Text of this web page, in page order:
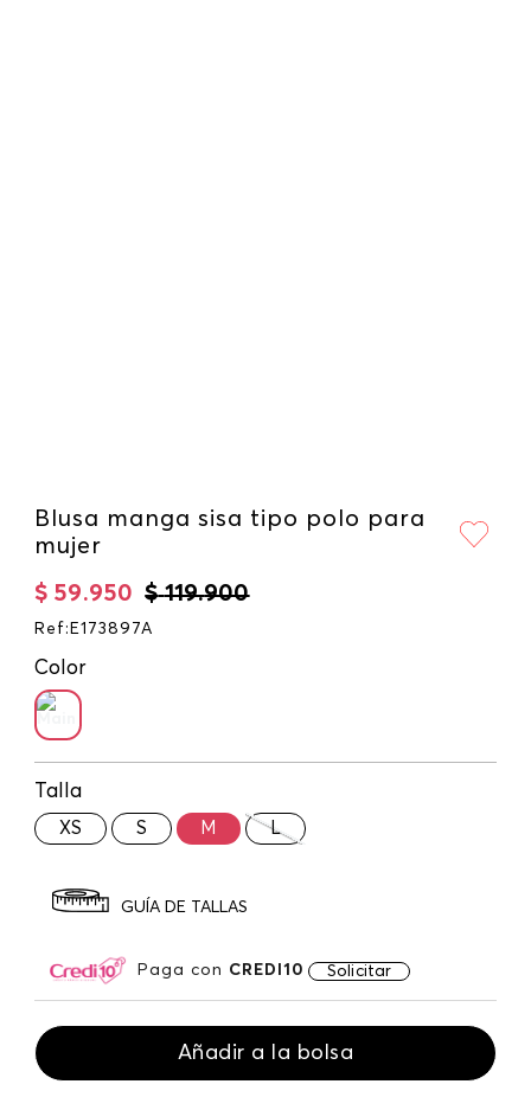
Blusa manga sisa tipo polo para
mujer
$ 119.900
$ 59.950
Ref : E173897A
Color
Talla
XS S M L
GUÍA DE TALLAS
Paga con CREDI10 Solicitar
Añadir a la bolsa